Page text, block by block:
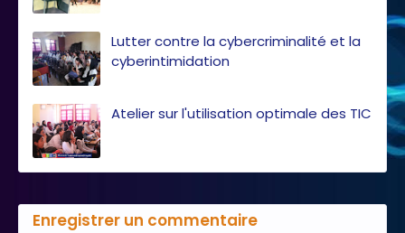
Lutter contre la cybercriminalité et la
cyberintimidation
Atelier sur l'utilisation optimale des TIC
Enregistrer un commentaire